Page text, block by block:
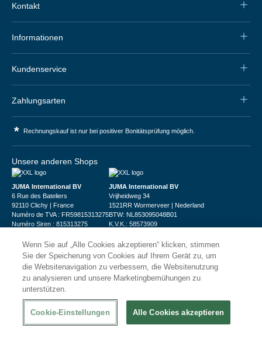
Kontakt
Informationen
Kundenservice
Zahlungsarten
* Rechnungskauf ist nur bei positiver Bonitätsprüfung möglich.
Unsere anderen Shops
JUMA International BV
6 Rue des Bateliers
92110 Clichy | France
Numéro de TVA : FR59815313275
Numéro Siren : 815313275
JUMA International BV
Vrijheidweg 34
1521RR Wormerveer | Nederland
BTW: NL853095048B01
K.V.K.: 58573909
© 2026XXLgastro
Datenschutz Impressum
Wenn Sie auf „Alle Cookies akzeptieren“ klicken, stimmen
Sie der Speicherung von Cookies auf Ihrem Gerät zu, um
die Websitenavigation zu verbessern, die Websitenutzung
zu analysieren und unsere Marketingbemühungen zu
unterstützen.
Cookie-Einstellungen Alle Cookies akzeptieren